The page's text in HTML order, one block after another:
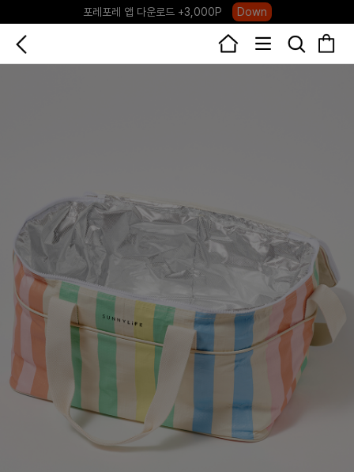
포레포레 앱 다운로드 +3,000P
Down
하우스오브캐러셀, 국내단독 프리오더(~8/10) Click